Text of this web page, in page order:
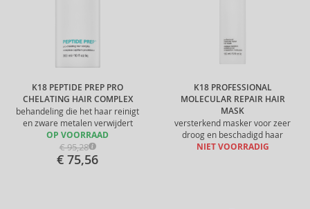
K18 PEPTIDE PREP PRO
CHELATING HAIR COMPLEX
behandeling die het haar reinigt
en zware metalen verwijdert
OP VOORRAAD
€ 95,28
€ 75,56
K18 PROFESSIONAL
MOLECULAR REPAIR HAIR
MASK
versterkend masker voor zeer
droog en beschadigd haar
NIET VOORRADIG